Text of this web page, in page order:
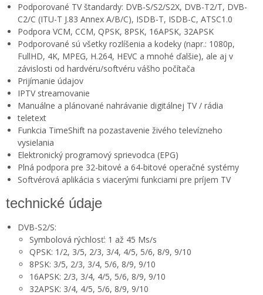
Podporované TV štandardy: DVB-S/S2/S2X, DVB-T2/T, DVB-
C2/C (ITU-T J.83 Annex A/B/C), ISDB-T, ISDB-C, ATSC1.0
Podpora VCM, CCM, QPSK, 8PSK, 16APSK, 32APSK
Podporované sú všetky rozlíšenia a kodeky (napr.: 1080p,
FullHD, 4K, MPEG, H.264, HEVC a mnohé ďalšie), ale aj v
závislosti od hardvéru/softvéru vášho počítača
Prijímanie údajov
IPTV streamovanie
Manuálne a plánované nahrávanie digitálnej TV / rádia
teletext
Funkcia TimeShift na pozastavenie živého televízneho
vysielania
Elektronický programový sprievodca (EPG)
Plná podpora pre 32-bitové a 64-bitové operačné systémy
Softvérová aplikácia s viacerými funkciami pre príjem TV
technické údaje
DVB-S2/S:
Symbolová rýchlosť: 1 až 45 Ms/s
QPSK: 1/2, 3/5, 2/3, 3/4, 4/5, 5/6, 8/9, 9/10
8PSK: 3/5, 2/3, 3/4, 5/6, 8/9, 9/10
16APSK: 2/3, 3/4, 4/5, 5/6, 8/9, 9/10
32APSK: 3/4, 4/5, 5/6, 8/9, 9/10